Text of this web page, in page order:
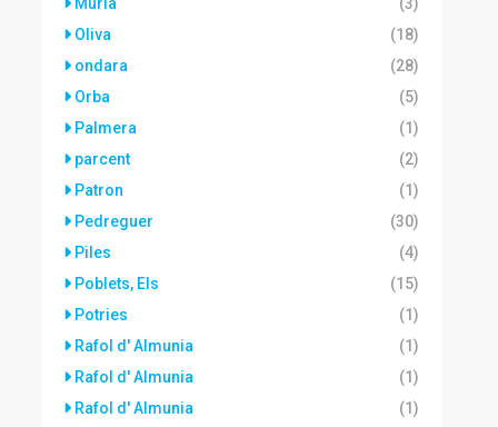
Oliva
(18)
ondara
(28)
Orba
(5)
Palmera
(1)
parcent
(2)
Patron
(1)
Pedreguer
(30)
Piles
(4)
Poblets, Els
(15)
Potries
(1)
Rafol d' Almunia
(1)
Rafol d' Almunia
(1)
Rafol d' Almunia
(1)